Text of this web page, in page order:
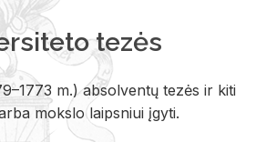
tezės
m.) absolventų tezės ir kiti
mokslo laipsniui įgyti.